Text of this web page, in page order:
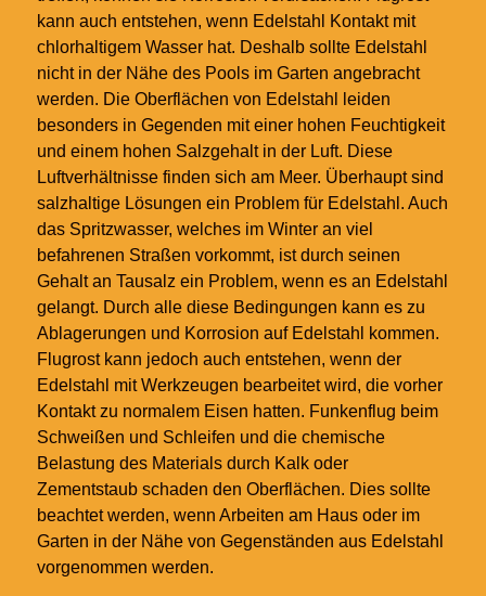
kann auch entstehen, wenn Edelstahl Kontakt mit
chlorhaltigem Wasser hat. Deshalb sollte Edelstahl
nicht in der Nähe des Pools im Garten angebracht
werden. Die Oberflächen von Edelstahl leiden
besonders in Gegenden mit einer hohen Feuchtigkeit
und einem hohen Salzgehalt in der Luft. Diese
Luftverhältnisse finden sich am Meer. Überhaupt sind
salzhaltige Lösungen ein Problem für Edelstahl. Auch
das Spritzwasser, welches im Winter an viel
befahrenen Straßen vorkommt, ist durch seinen
Gehalt an Tausalz ein Problem, wenn es an Edelstahl
gelangt. Durch alle diese Bedingungen kann es zu
Ablagerungen und Korrosion auf Edelstahl kommen.
Flugrost kann jedoch auch entstehen, wenn der
Edelstahl mit Werkzeugen bearbeitet wird, die vorher
Kontakt zu normalem Eisen hatten. Funkenflug beim
Schweißen und Schleifen und die chemische
Belastung des Materials durch Kalk oder
Zementstaub schaden den Oberflächen. Dies sollte
beachtet werden, wenn Arbeiten am Haus oder im
Garten in der Nähe von Gegenständen aus Edelstahl
vorgenommen werden.